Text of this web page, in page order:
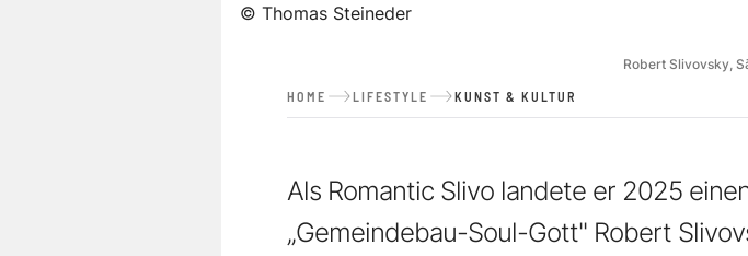
© Thomas Steineder
Robert Slivovsky,
HOME LIFESTYLE KUNST & KULTUR
Als Romantic Slivo landete er 2025
„Gemeindebau-Soul-Gott" Robert